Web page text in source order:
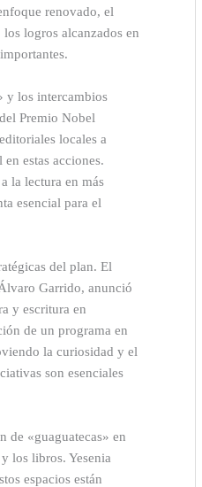
renovado, el
logros alcanzados en
y los intercambios
Premio Nobel
locales a
estas acciones.
la lectura en más
esencial para el
del plan. El
Garrido, anunció
y escritura en
de un programa en
la curiosidad y el
son esenciales
de «guaguatecas» en
los libros. Yesenia
espacios están